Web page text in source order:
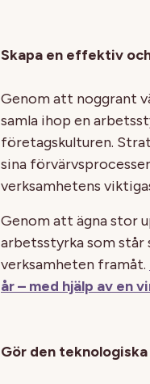
Skapa en effektiv
Genom att noggrant
samla ihop en
företagskulturen.
sina
verksamhetens
Genom att ägna stor
arbetsstyrka som står
verksamheten framåt.
år – med hjälp av en
Gör den